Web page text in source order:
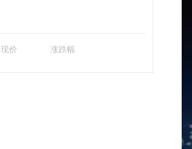
现价 涨跌幅